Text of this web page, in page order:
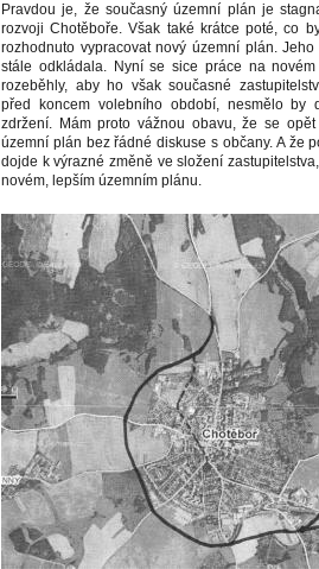
Pravdou je, že současný územní plán je
rozvoji Chotěboře. Však také krátce poté, co
rozhodnuto vypracovat nový územní plán.
stále odkládala. Nyní se sice práce na
rozeběhly, aby ho však současné
před koncem volebního období, nesmělo by
zdržení. Mám proto vážnou obavu, že se
územní plán bez řádné diskuse s občany. A že
dojde k výrazné změně ve složení
novém, lepším územním plánu.